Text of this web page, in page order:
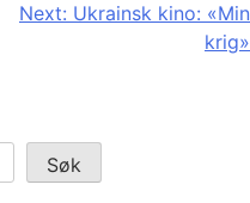
Next: Ukrainsk kino: «Min
krig»
Søk